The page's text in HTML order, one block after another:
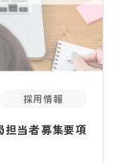
採用情報
担当者募集要項